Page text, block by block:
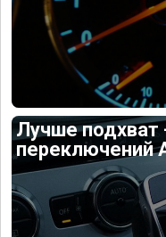
Лучше подхват
переключений